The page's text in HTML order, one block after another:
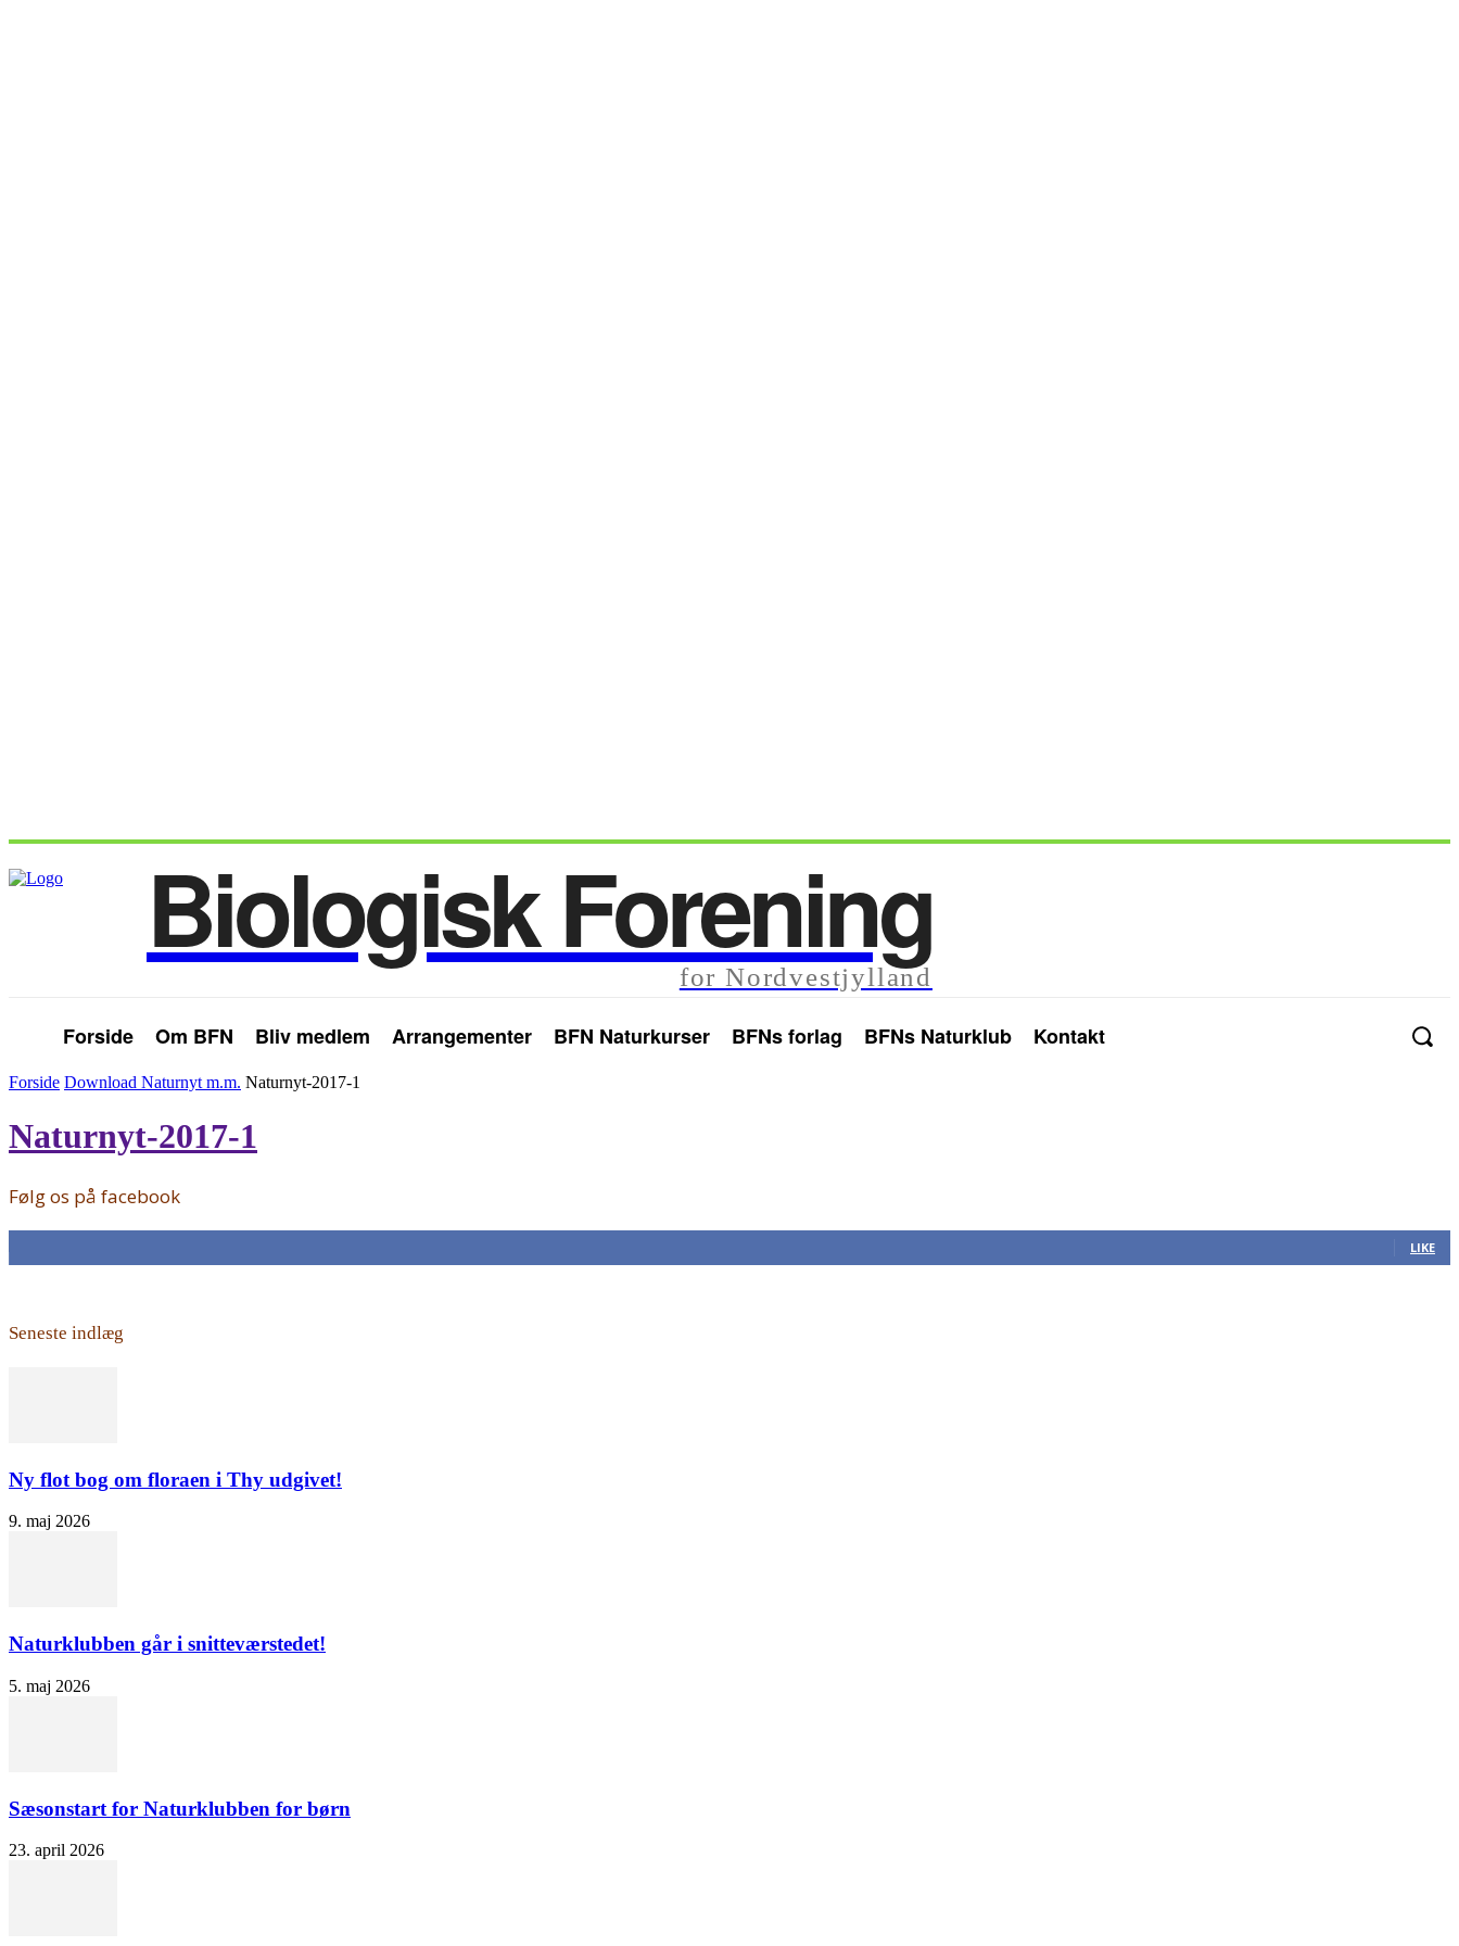
Biologisk Forening
for Nordvestjylland
Forside Om BFN Bliv medlem Arrangementer BFN Naturkurser BFNs forlag BFNs Naturklub Kontakt
Forside Download Naturnyt m.m. Naturnyt-2017-1
Naturnyt-2017-1
Følg os på facebook
LIKE
Seneste indlæg
Ny flot bog om floraen i Thy udgivet!
9. maj 2026
Naturklubben går i snitteværstedet!
5. maj 2026
Sæsonstart for Naturklubben for børn
23. april 2026